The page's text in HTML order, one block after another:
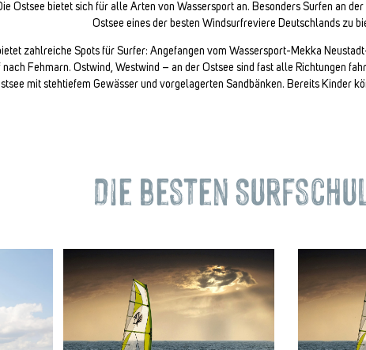
Ostsee bietet sich für alle Arten von Wassersport an. Besonders Surfen an
Ostsee eines der besten Windsurfreviere Deutschlands zu
zahlreiche Spots für Surfer: Angefangen vom Wassersport-Mekka
nach Fehmarn. Ostwind, Westwind – an der Ostsee sind fast alle Richtungen
mit stehtiefem Gewässer und vorgelagerten Sandbänken. Bereits Kinder
Die besten